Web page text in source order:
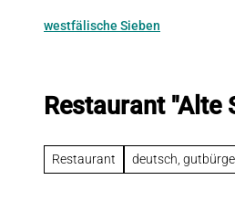
westfälische Sieben
Restaurant "Alte
Restaurant deutsch,